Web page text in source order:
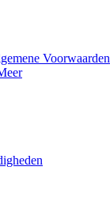
Voorwaarden